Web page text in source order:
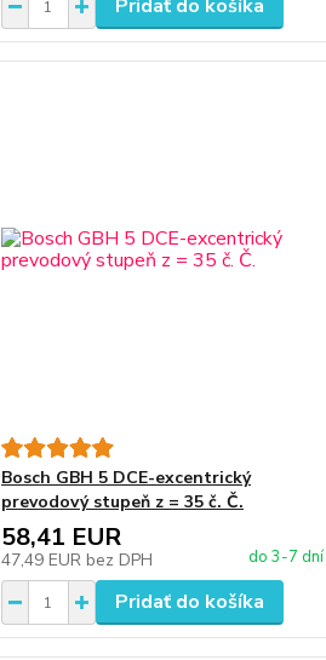
Pridať do košíka
Bosch GBH 5 DCE-excentrický
prevodový stupeň z = 35 č. Č.
58,41 EUR
47,49 EUR bez DPH do 3-7 dní
Pridať do košíka